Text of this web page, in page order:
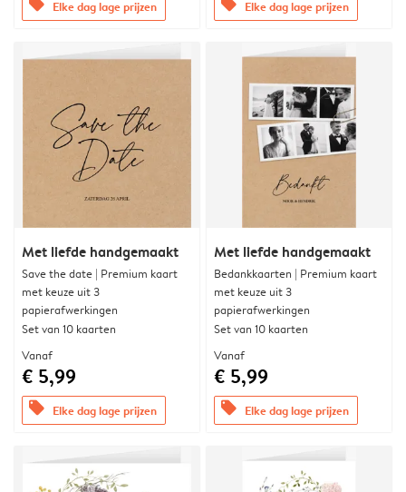
offers Elke dag lage prijzen offers Elke dag lage prijzen
Met liefde handgemaakt
Save the date | Premium kaart
met keuze uit 3
papierafwerkingen
Set van 10 kaarten
Vanaf
€ 5,99
offers Elke dag lage prijzen
Met liefde handgemaakt
Bedankkaarten | Premium kaart
met keuze uit 3
papierafwerkingen
Set van 10 kaarten
Vanaf
€ 5,99
offers Elke dag lage prijzen